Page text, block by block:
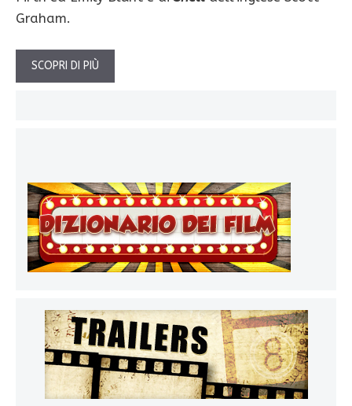
Graham.
SCOPRI DI PIÙ